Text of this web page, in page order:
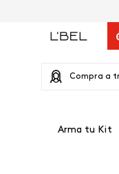
Compra a
Arma tu Kit